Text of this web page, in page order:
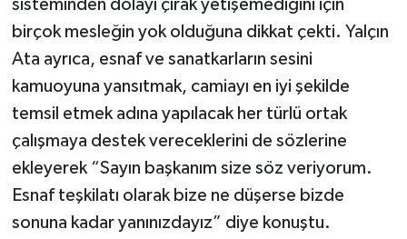
sisteminden dolayı çırak yetişemediğini için
birçok mesleğin yok olduğuna dikkat çekti. Yalçın
Ata ayrıca, esnaf ve sanatkarların sesini
kamuoyuna yansıtmak, camiayı en iyi şekilde
temsil etmek adına yapılacak her türlü ortak
çalışmaya destek vereceklerini de sözlerine
ekleyerek “Sayın başkanım size söz veriyorum.
Esnaf teşkilatı olarak bize ne düşerse bizde
sonuna kadar yanınızdayız” diye konuştu.